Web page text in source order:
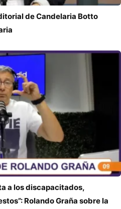
de Candelaria Botto
a los discapacitados,
Rolando Graña sobre la